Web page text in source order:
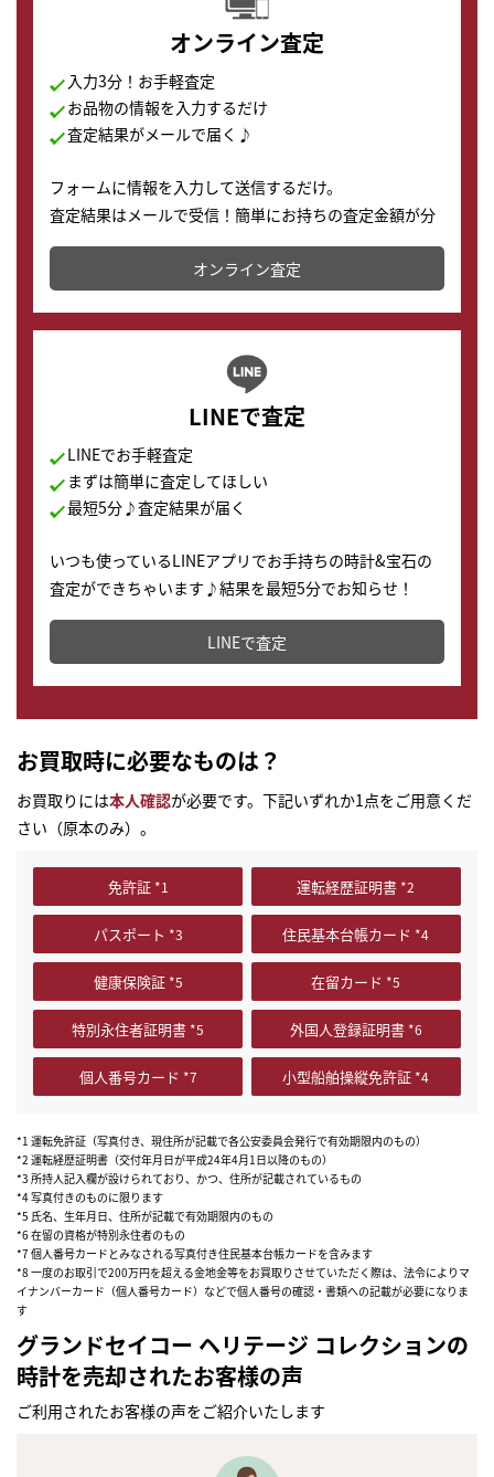
オンライン査定
入力3分！お手軽査定
お品物の情報を入力するだけ
査定結果がメールで届く♪
フォームに情報を入力して送信するだけ。
査定結果はメールで受信！簡単にお持ちの査定金額が分
かります。
オンライン査定
LINEで査定
LINEでお手軽査定
まずは簡単に査定してほしい
最短5分♪査定結果が届く
いつも使っているLINEアプリでお手持ちの時計&宝石の
査定ができちゃいます♪結果を最短5分でお知らせ！
どこからでもすぐに査定金額を知ることが出来ます。
LINEで査定
お買取時に必要なものは？
お買取りには本人確認が必要です。下記いずれか1点をご用意くだ
さい（原本のみ）。
免許証 運転経歴証明書
パスポート 住民基本台帳カード
健康保険証 在留カード
特別永住者証明書 外国人登録証明書
個人番号カード 小型船舶操縦免許証
*1 運転免許証（写真付き、現住所が記載で各公安委員会発行で有効期限内のもの）
*2 運転経歴証明書（交付年月日が平成24年4月1日以降のもの）
*3 所持人記入欄が設けられており、かつ、住所が記載されているもの
*4 写真付きのものに限ります
*5 氏名、生年月日、住所が記載で有効期限内のもの
*6 在留の資格が特別永住者のもの
*7 個人番号カードとみなされる写真付き住民基本台帳カードを含みます
*8 一度のお取引で200万円を超える金地金等をお買取りさせていただく際は、法令によりマ
イナンバーカード（個人番号カード）などで個人番号の確認・書類への記載が必要になりま
す
グランドセイコー ヘリテージ コレクションの
時計を売却されたお客様の声
ご利用されたお客様の声をご紹介いたします
まずは